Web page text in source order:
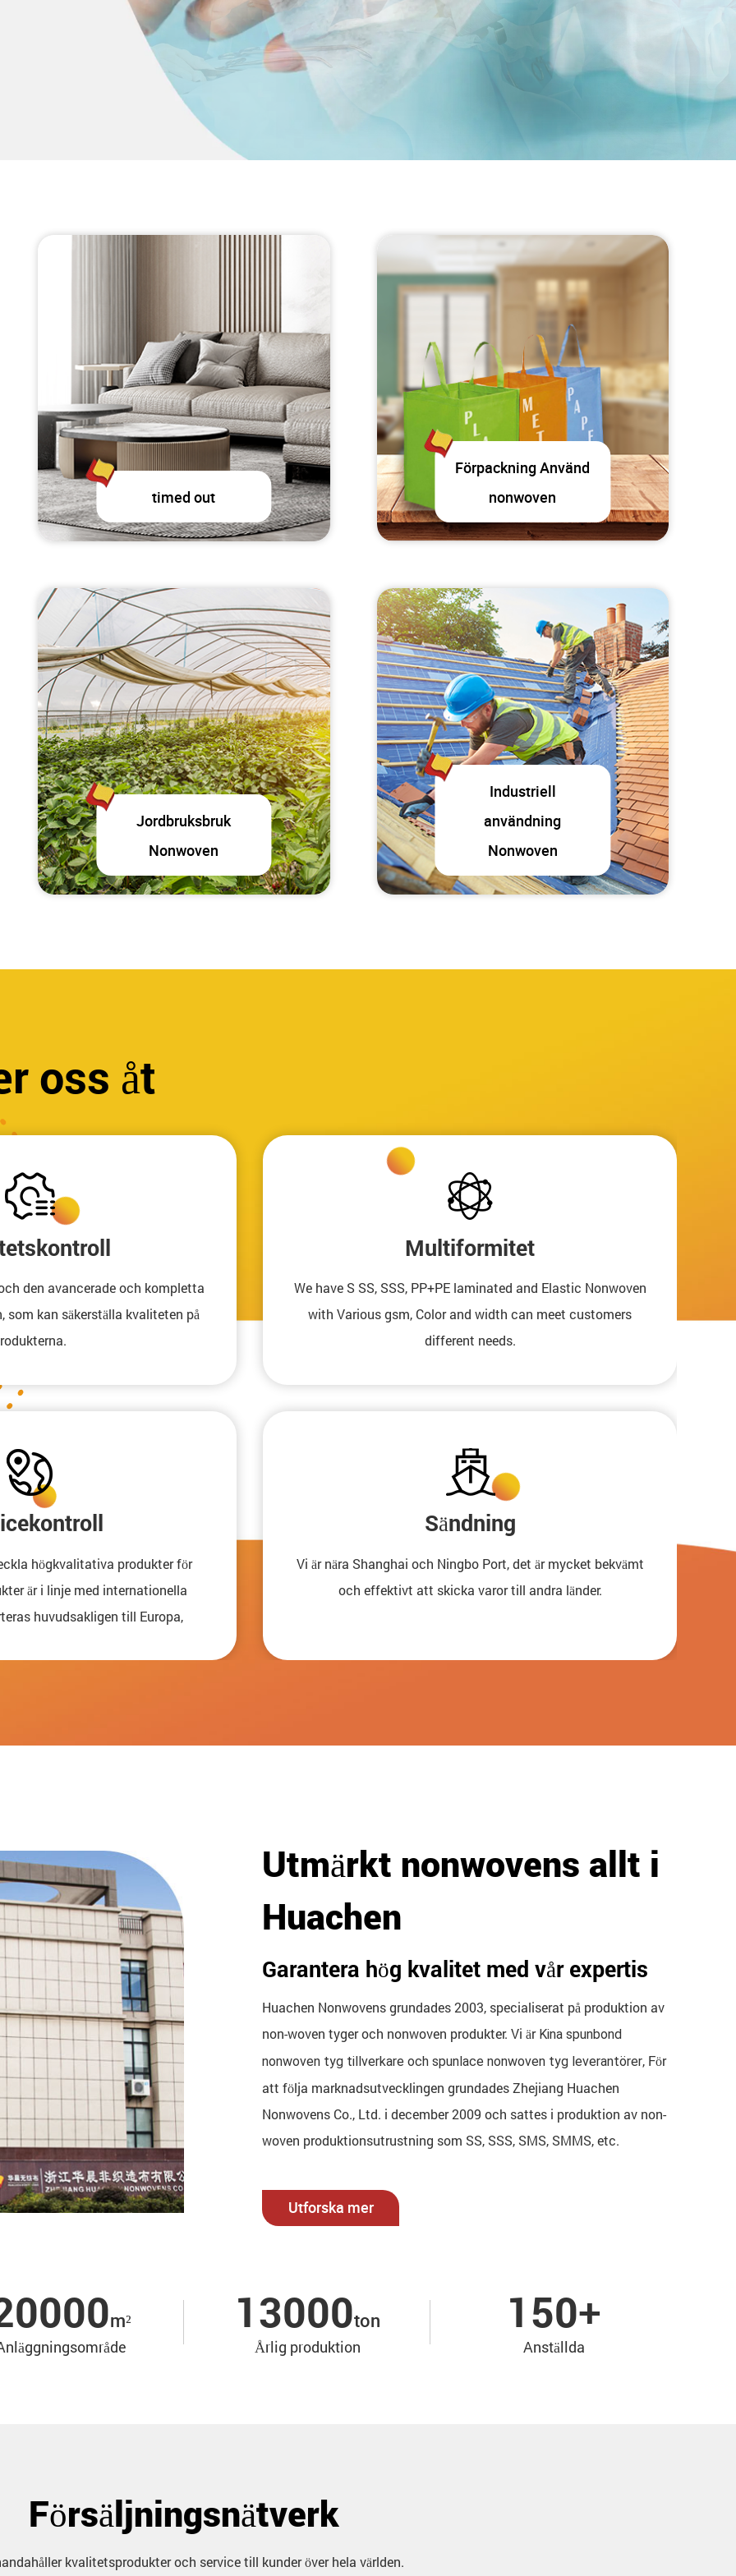
timed out
Förpackning Använd
nonwoven
Jordbruksbruk
Nonwoven
Industriell
användning
Nonwoven
oss åt
den avancerade och kompletta
kan säkerställa kvaliteten på
Multiformitet
We have S SS, SSS, PP+PE laminated and Elastic Nonwoven
with Various gsm, Color and width can meet customers
different needs.
högkvalitativa produkter för
är i linje med internationella
huvudsakligen till Europa,
Sändning
Vi är nära Shanghai och Ningbo Port, det är mycket bekvämt
och effektivt att skicka varor till andra länder.
Utmärkt nonwovens allt i
Huachen
Garantera hög kvalitet med vår expertis
Huachen Nonwovens grundades 2003, specialiserat på produktion av
non-woven tyger och nonwoven produkter. Vi är Kina spunbond
nonwoven tyg tillverkare och spunlace nonwoven tyg leverantörer, För
att följa marknadsutvecklingen grundades Zhejiang Huachen
Nonwovens Co., Ltd. i december 2009 och sattes i produktion av non-
woven produktionsutrustning som SS, SSS, SMS, SMMS, etc.
Utforska mer
m² 13000ton
Årlig produktion
150+
Anställda
Försäljningsnätverk
kvalitetsprodukter och service till kunder över hela världen.